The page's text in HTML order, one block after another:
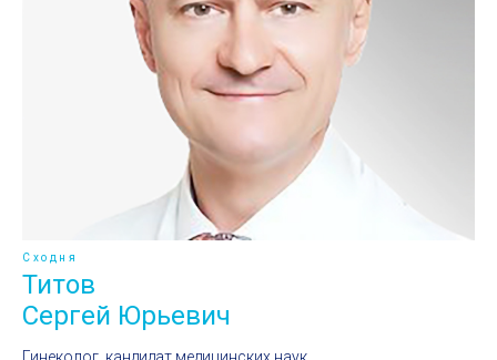
Сходня
Титов
Сергей Юрьевич